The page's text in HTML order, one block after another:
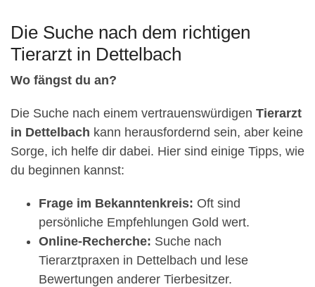
Die Suche nach dem richtigen
Tierarzt in Dettelbach
Wo fängst du an?
Die Suche nach einem vertrauenswürdigen Tierarzt
in Dettelbach kann herausfordernd sein, aber keine
Sorge, ich helfe dir dabei. Hier sind einige Tipps, wie
du beginnen kannst:
Frage im Bekanntenkreis: Oft sind
persönliche Empfehlungen Gold wert.
Online-Recherche: Suche nach
Tierarztpraxen in Dettelbach und lese
Bewertungen anderer Tierbesitzer.